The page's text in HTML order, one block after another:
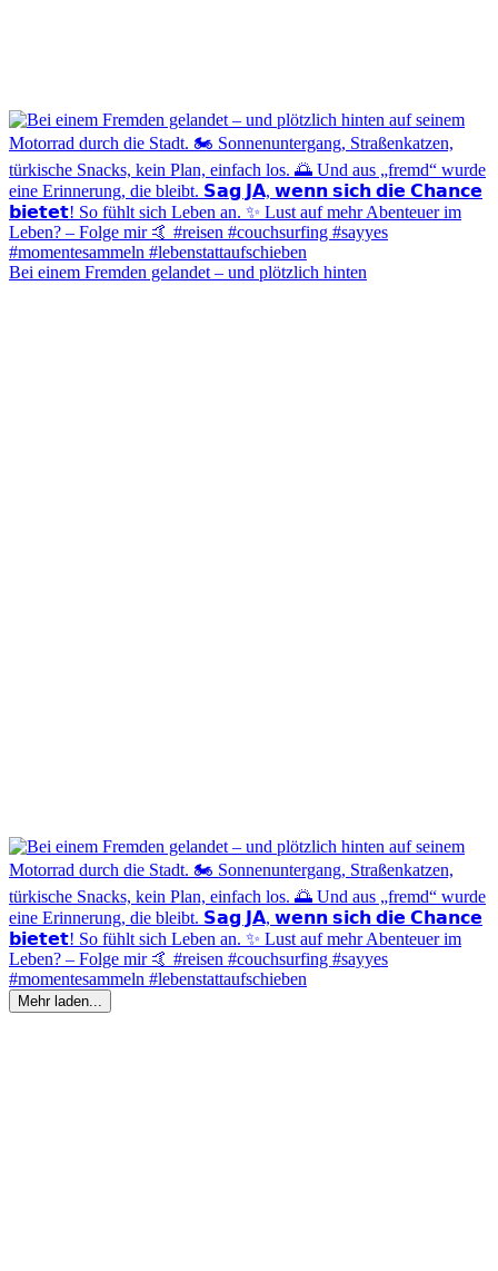
Bei einem Fremden gelandet – und plötzlich hinten
Mehr laden...